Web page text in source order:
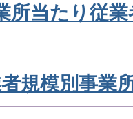
所当たり従
規模別事業